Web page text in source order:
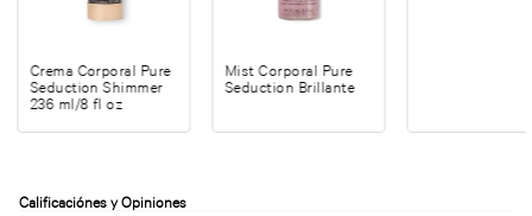
Crema Corporal Pure
Seduction Shimmer
236 ml/8 fl oz
Mist Corporal Pure
Seduction Brillante